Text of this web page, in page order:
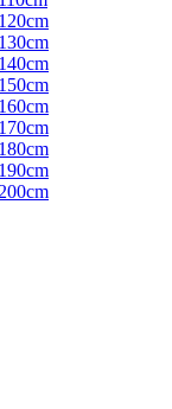
120cm
130cm
140cm
150cm
160cm
170cm
180cm
190cm
200cm